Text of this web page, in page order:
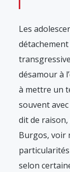
Les
désamour à
à mettre un
souvent
dit de
Burgos, voir
selon